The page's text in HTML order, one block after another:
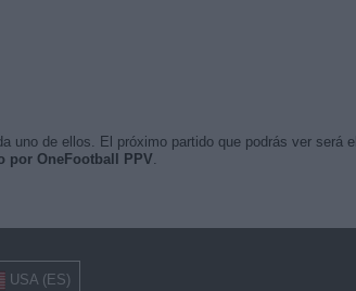
uno de ellos. El próximo partido que podrás ver será el
por OneFootball PPV.
USA (ES)